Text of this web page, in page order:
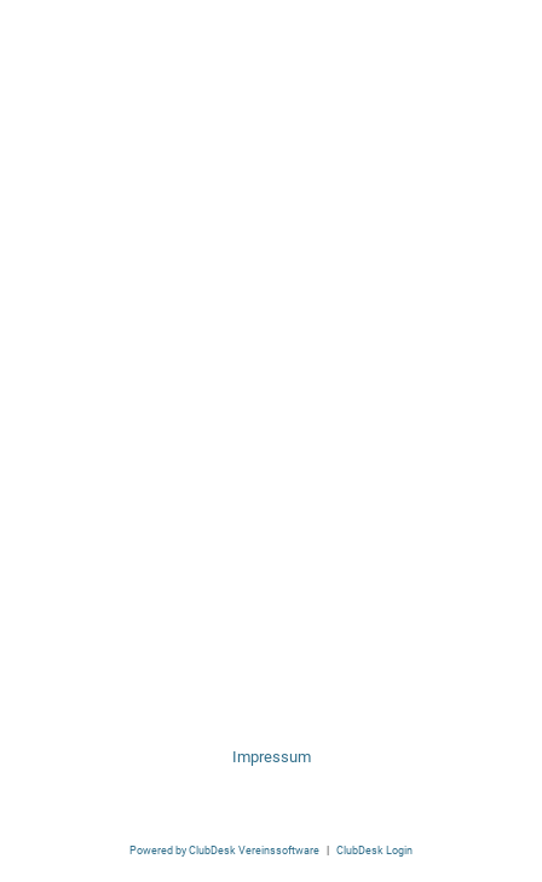
Impressum
Powered by ClubDesk Vereinssoftware | ClubDesk Login